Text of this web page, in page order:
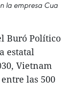
la empresa Cua
Buró Político
estatal
Vietnam
las 500